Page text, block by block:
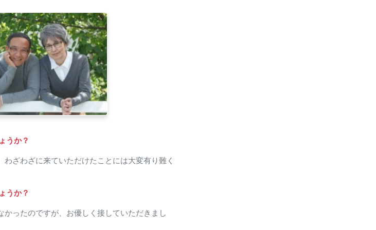
うか？
ざわざに来ていただけたことには大変有り難く
うか？
ったのですが、お優しく接していただきまし